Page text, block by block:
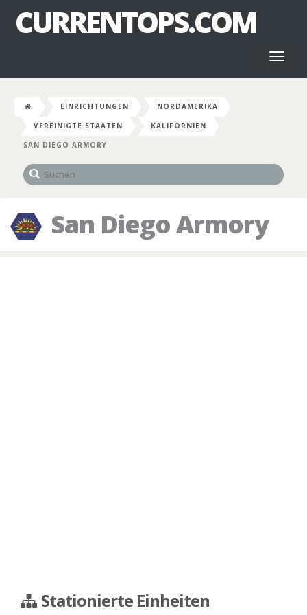
CURRENTOPS.COM
EINRICHTUNGEN
NORDAMERIKA
VEREINIGTE STAATEN
KALIFORNIEN
SAN DIEGO ARMORY
San Diego Armory
Stationierte Einheiten